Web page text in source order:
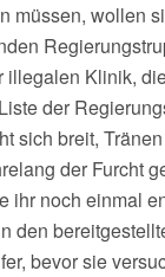
müssen, wollen
illegalen Klinik,
der
sich breit,
der Furcht
ihr noch einmal
den
bevor sie